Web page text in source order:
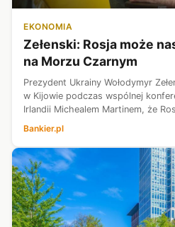
EKONOMIA
Zełenski: Rosja może
na Morzu Czarnym
Prezydent Ukrainy Wołodymyr
w Kijowie podczas wspólnej
Irlandii Michealem Martinem, że
statki na Morzu Czarnym –
Bankier.pl